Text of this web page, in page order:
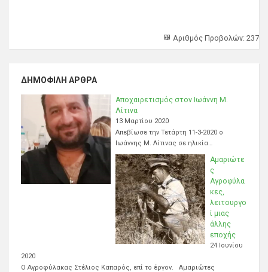
Αριθμός Προβολών: 237
ΔΗΜΟΦΙΛΉ ΆΡΘΡΑ
Αποχαιρετισμός στον Ιωάννη Μ.
Λίτινα
13 Μαρτίου 2020
Απεβίωσε την Τετάρτη 11-3-2020 ο
Ιωάννης Μ. Λίτινας σε ηλικία…
Αμαριώτε
ς
Αγροφύλα
κες,
λειτουργο
ί μιας
άλλης
εποχής
24 Ιουνίου
2020
Ο Αγροφύλακας Στέλιος Καπαρός, επί το έργον. Αμαριώτες